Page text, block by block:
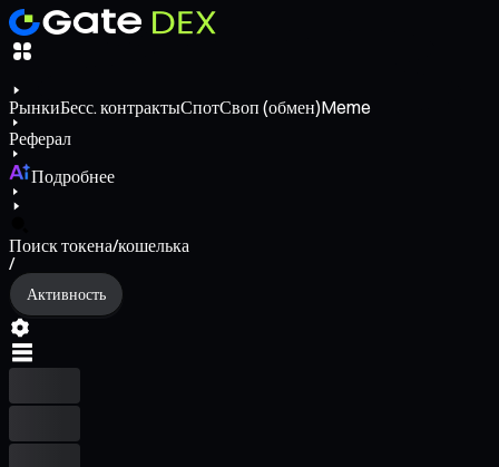
РынкиБесс. контрактыСпотСвоп (обмен)Meme
Реферал
Подробнее
Поиск токена/кошелька
/
Активность